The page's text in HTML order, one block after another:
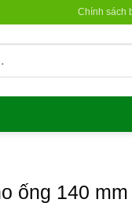
Chính sách
ống 140 mm